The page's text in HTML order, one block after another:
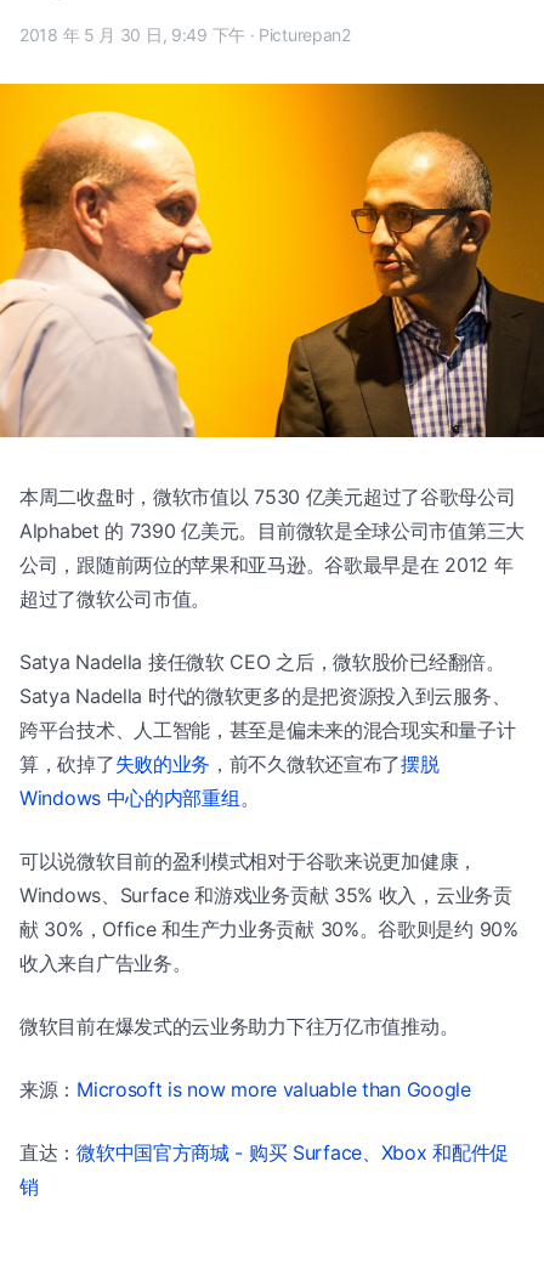
2018 年 5 月 30 日, 9:49 下午 · Picturepan2
本周二收盘时，微软市值以 7530 亿美元超过了谷歌母公司
Alphabet 的 7390 亿美元。目前微软是全球公司市值第三大
公司，跟随前两位的苹果和亚马逊。谷歌最早是在 2012 年
超过了微软公司市值。
Satya Nadella 接任微软 CEO 之后，微软股价已经翻倍。
Satya Nadella 时代的微软更多的是把资源投入到云服务、
跨平台技术、人工智能，甚至是偏未来的混合现实和量子计
算，砍掉了失败的业务 ，前不久微软还宣布了摆脱
Windows 中心的内部重组。
可以说微软目前的盈利模式相对于谷歌来说更加健康，
Windows、Surface 和游戏业务贡献 35% 收入，云业务贡
献 30%，Office 和生产力业务贡献 30%。谷歌则是约 90%
收入来自广告业务。
微软目前在爆发式的云业务助力下往万亿市值推动。
来源： Microsoft is now more valuable than Google
直达：微软中国官方商城 - 购买 Surface、Xbox 和配件促
销